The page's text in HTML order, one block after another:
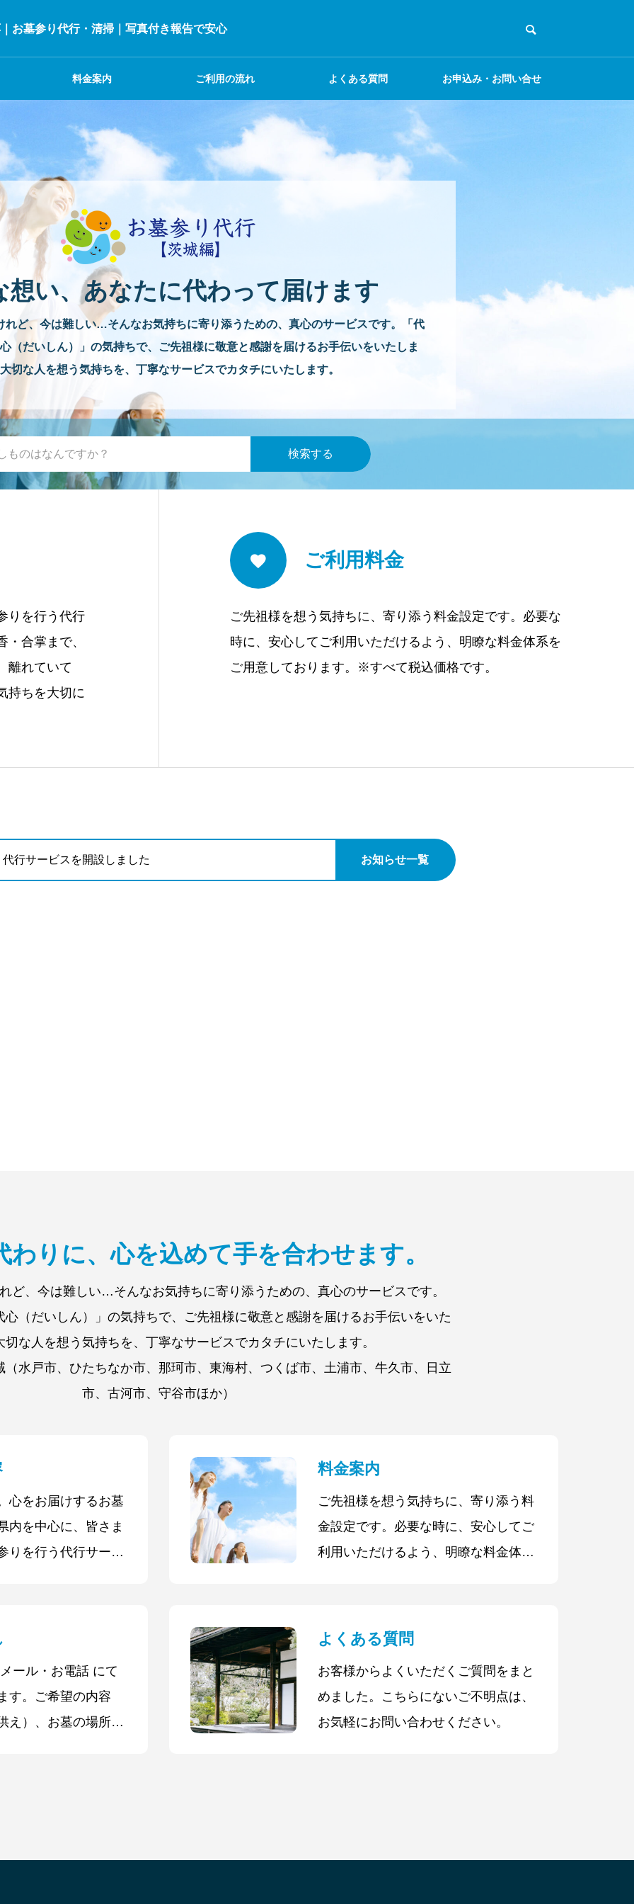
お墓参り代行・清掃｜写真付き報告で安心
料金案内 ご利用の流れ よくある質問 お申込み・お問い合せ
想い、あなたに代わって届けます
れど、今は難しい…そんなお気持ちに寄り添うための、真心のサービスです。「代
（だいしん）」の気持ちで、ご先祖様に敬意と感謝を届けるお手伝いをいたしま
切な人を想う気持ちを、丁寧なサービスでカタチにいたします。
りを行う代行
合掌まで、
離れていて
持ちを大切に
ご利用料金
ご先祖様を想う気持ちに、寄り添う料金設定です。必要な
時に、安心してご利用いただけるよう、明瞭な料金体系を
ご用意しております。※すべて税込価格です。
行サービスを開設しました お知らせ一覧
わりに、心を込めて手を合わせます。
ど、今は難しい…そんなお気持ちに寄り添うための、真心のサービスです。
（だいしん）」の気持ちで、ご先祖様に敬意と感謝を届けるお手伝いをいた
切な人を想う気持ちを、丁寧なサービスでカタチにいたします。
水戸市、ひたちなか市、那珂市、東海村、つくば市、土浦市、牛久市、日立
市、古河市、守谷市ほか）
心をお届けするお墓
内を中心に、皆さま
りを行う代行サービ
届けします。
料金案内
ご先祖様を想う気持ちに、寄り添う料
金設定です。必要な時に、安心してご
利用いただけるよう、明瞭な料金体系
ール・お電話 にて
す。ご希望の内容
え）、お墓の場所、
よくある質問
お客様からよくいただくご質問をまと
めました。こちらにないご不明点は、
お気軽にお問い合わせください。